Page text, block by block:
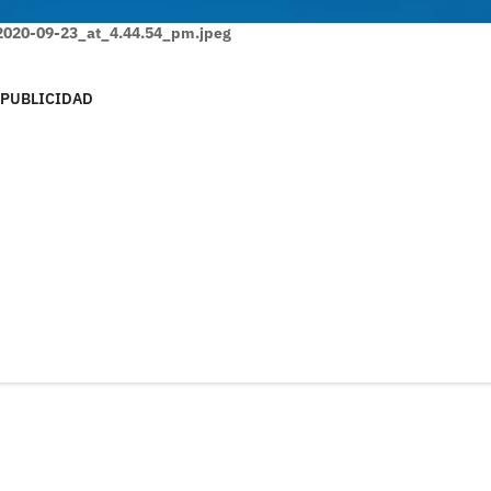
09-23_at_4.44.54_pm.jpeg
PUBLICIDAD